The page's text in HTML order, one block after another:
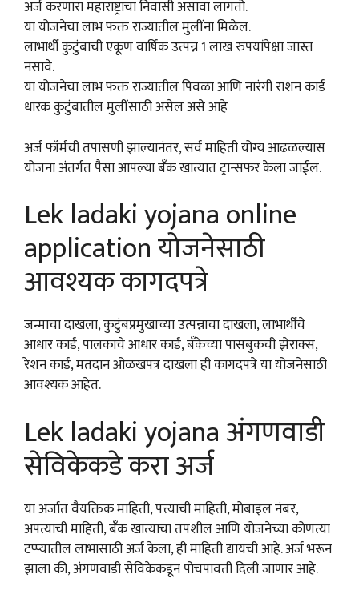
अर्ज करणारा महाराष्ट्राचा निवासी असावा लागतो.
या योजनेचा लाभ फक्त राज्यातील मुलींना मिळेल.
लाभार्थी कुटुंबाची एकूण वार्षिक उत्पन्न 1 लाख रुपयांपेक्षा जास्त
नसावे.
या योजनेचा लाभ फक्त राज्यातील पिवळा आणि नारंगी राशन कार्ड
धारक कुटुंबातील मुलींसाठी असेल असे आहे
अर्ज फॉर्मची तपासणी झाल्यानंतर, सर्व माहिती योग्य आढळल्यास
योजना अंतर्गत पैसा आपल्या बँक खात्यात ट्रान्सफर केला जाईल.
Lek ladaki yojana online
application योजनेसाठी
आवश्यक कागदपत्रे
जन्माचा दाखला, कुटुंबप्रमुखाच्या उत्पन्नाचा दाखला, लाभार्थीचे
आधार कार्ड, पालकाचे आधार कार्ड, बँकेच्या पासबुकची झेराक्स,
रेशन कार्ड, मतदान ओळखपत्र दाखला ही कागदपत्रे या योजनेसाठी
आवश्यक आहेत.
Lek ladaki yojana अंगणवाडी
सेविकेकडे करा अर्ज
या अर्जात वैयक्तिक माहिती, पत्त्याची माहिती, मोबाइल नंबर,
अपत्याची माहिती, बँक खात्याचा तपशील आणि योजनेच्या कोणत्या
टप्प्यातील लाभासाठी अर्ज केला, ही माहिती द्यायची आहे. अर्ज भरून
झाला की, अंगणवाडी सेविकेकडून पोचपावती दिली जाणार आहे.